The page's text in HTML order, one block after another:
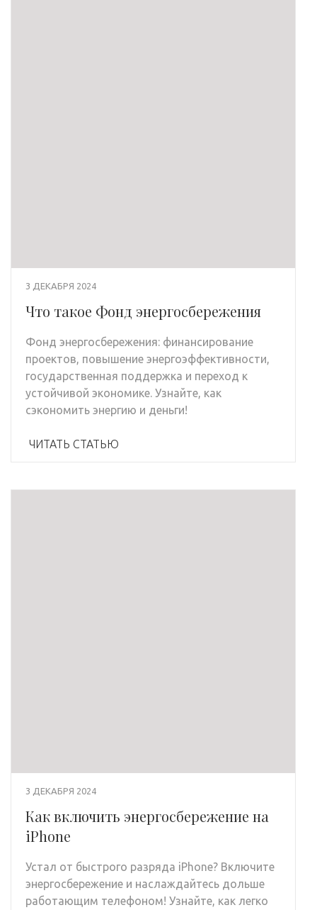
3 ДЕКАБРЯ 2024
Что такое Фонд энергосбережения
Фонд энергосбережения: финансирование
проектов, повышение энергоэффективности,
государственная поддержка и переход к
устойчивой экономике. Узнайте, как
сэкономить энергию и деньги!
ЧИТАТЬ СТАТЬЮ
3 ДЕКАБРЯ 2024
Как включить энергосбережение на
iPhone
Устал от быстрого разряда iPhone? Включите
энергосбережение и наслаждайтесь дольше
работающим телефоном! Узнайте, как легко